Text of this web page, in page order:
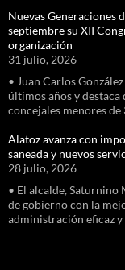
Nuevas Generaciones
septiembre su XII
organización
31 julio, 2026
• Juan Carlos
últimos años y destaca
concejales menores
Alatoz avanza con
saneada y nuevos
28 julio, 2026
• El alcalde, Saturnino
de gobierno con la
administración eficaz